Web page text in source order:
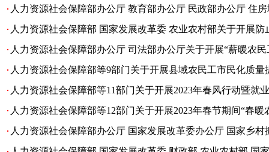
人力资源社会保障部办公厅 教育部办公厅 民政部办公厅 住
人力资源社会保障部 国家发展改革委 农业农村部关于开展
人力资源社会保障部办公厅 司法部办公厅关于开展“薪暖农
人力资源社会保障部等9部门关于开展县域农民工市民化质量
人力资源社会保障部等11部门关于开展2023年春风行动暨就
人力资源社会保障部等12部门关于开展2023年春节期间“春
人力资源社会保障部办公厅 国家发展改革委办公厅 国家乡